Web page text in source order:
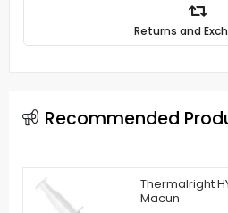
Returns and
Recommended
Thermalright
Macun